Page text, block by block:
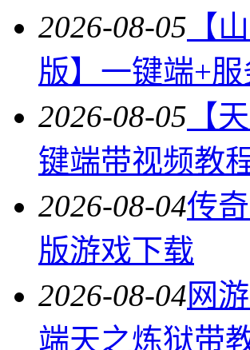
2026-08-05 【
版】一键端+
2026-08-05 【
键端带视频教
2026-08-04传
版游戏下载
2026-08-04网
端天之炼狱带